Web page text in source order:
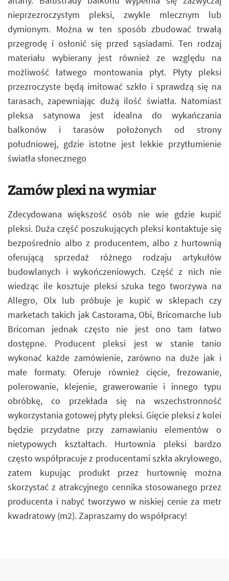
nieprzezroczystym pleksi, zwykle mlecznym lub
dymionym. Można w ten sposób zbudować trwałą
przegrodę i osłonić się przed sąsiadami. Ten rodzaj
materiału wybierany jest również ze względu na
możliwość łatwego montowania płyt. Płyty pleksi
przezroczyste będą imitować szkło i sprawdzą się na
tarasach, zapewniając dużą ilość światła. Natomiast
pleksa satynowa jest idealna do wykańczania
balkonów i tarasów położonych od strony
południowej, gdzie istotne jest lekkie przytłumienie
światła słonecznego
Zamów plexi na wymiar
Zdecydowana większość osób nie wie gdzie kupić
pleksi. Duża część poszukujących pleksi kontaktuje się
bezpośrednio albo z producentem, albo z hurtownią
oferującą sprzedaż różnego rodzaju artykułów
budowlanych i wykończeniowych. Część z nich nie
wiedząc ile kosztuje pleksi szuka tego tworzywa na
Allegro, Olx lub próbuje je kupić w sklepach czy
marketach takich jak Castorama, Obi, Bricomarche lub
Bricoman jednak często nie jest ono tam łatwo
dostępne. Producent pleksi jest w stanie tanio
wykonać każde zamówienie, zarówno na duże jak i
małe formaty. Oferuje również cięcie, frezowanie,
polerowanie, klejenie, grawerowanie i innego typu
obróbkę, co przekłada się na wszechstronność
wykorzystania gotowej płyty pleksi. Gięcie pleksi z kolei
będzie przydatne przy zamawianiu elementów o
nietypowych kształtach. Hurtownia pleksi bardzo
często współpracuje z producentami szkła akrylowego,
zatem kupując produkt przez hurtownię można
skorzystać z atrakcyjnego cennika stosowanego przez
producenta i nabyć tworzywo w niskiej cenie za metr
kwadratowy (m2). Zapraszamy do współpracy!